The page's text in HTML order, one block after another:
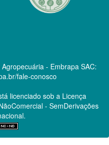
- Embrapa SAC:
fale-conosco
licenciado sob a Licença
- SemDerivações